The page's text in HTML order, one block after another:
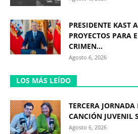
PRESIDENTE KAST
PROYECTOS PARA
CRIMEN...
Agosto 6, 2026
LOS MÁS LEÍDO
TERCERA
CANCIÓN JUVENIL
Agosto 6, 2026